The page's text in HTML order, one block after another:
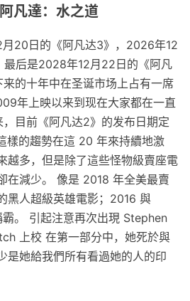
凡達：水之道
20日的《阿凡达3》，2026年12
最后是2028年12月22日的《阿凡
的十年中在圣诞市场上占有一席
年上映以来到现在大家都在一直
目前《阿凡达2》的发布日期定
樣的趨勢在這 20 年來持續地激
越多，但是除了這些怪物級賣座電
在減少。 像是 2018 年全美最賣
黑人超級英雄電影；2016 與
。 引起注意再次出現 Stephen
上校 在第一部分中，她死於與
是她給我們所有看過她的人的印